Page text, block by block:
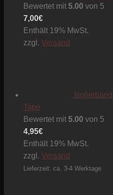
Bewertet mit 5.00 von 5
7,00€
Enthält 19% MwSt.
zzgl. Versand
Tape
Bewertet mit 5.00 von 5
4,95€
Enthält 19% MwSt.
zzgl. Versand
Lieferzeit: ca. 3-4 Werktage